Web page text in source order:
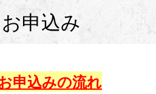
申込み
申込みの流れ